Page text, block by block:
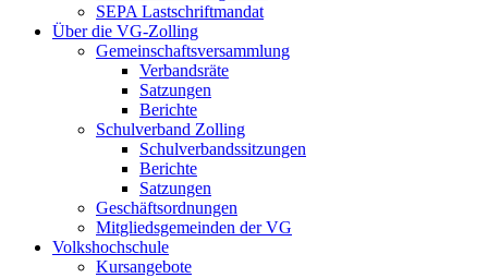
SEPA Lastschriftmandat
Über die VG-Zolling
Gemeinschaftsversammlung
Verbandsräte
Satzungen
Berichte
Schulverband Zolling
Schulverbandssitzungen
Berichte
Satzungen
Geschäftsordnungen
Mitgliedsgemeinden der VG
Volkshochschule
Kursangebote